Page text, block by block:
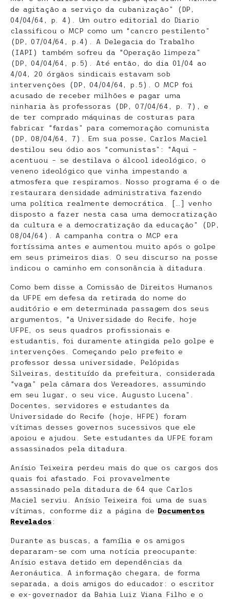
de agitação a serviço da cubanização” (DP,
04/04/64, p. 4). Um outro editorial do Diario
classificou o MCP como um “cancro pestilento”
(DP, 07/04/64, p.4). A Delegacia do Trabalho
(IAPI) também sofreu da “Operação limpeza”
(DP, 04/04/64, p.5). Até então, do dia 01/04 ao
4/04, 20 órgãos sindicais estavam sob
intervenções (DP, 04/04/64, p.5). O MCP foi
acusado de receber milhões e pagar uma
ninharia às professoras (DP, 07/04/64, p. 7), e
de ter comprado máquinas de costuras para
fabricar “fardas” para comemoração comunista
(DP, 08/04/64, 7). Em sua posse, Carlos Maciel
destilou seu ódio aos “comunistas”: “Aqui –
acentuou – se destilava o álcool ideológico, o
veneno ideológico que vinha impestando a
atmosfera que respiramos. Nosso programa é o de
restaurara densidade administrativa fazendo
uma política realmente democrática. […] venho
disposto a fazer nesta casa uma democratização
da cultura e a democratização da educação” (DP,
08/04/64). A campanha contra o MCP era
fortíssima antes e aumentou muito após o golpe
em seus primeiros dias. O seu discurso na posse
indicou o caminho em consonância à ditadura.
Como bem disse a Comissão de Direitos Humanos
da UFPE em defesa da retirada do nome do
auditório e em determinada passagem dos seus
argumentos, “a Universidade do Recife, hoje
UFPE, os seus quadros profissionais e
estudantis, foi duramente atingida pelo golpe e
intervenções. Começando pelo prefeito e
professor dessa universidade, Pelópidas
Silveiras, destituído da prefeitura, considerada
“vaga” pela câmara dos Vereadores, assumindo
em seu lugar, o seu vice, Augusto Lucena”.
Docentes, servidores e estudantes da
Universidade do Recife (hoje, HFPE) foram
vítimas desses governos sucessivos que ele
apoiou e ajudou. Sete estudantes da UFPE foram
assassinados pela ditadura.
Anísio Teixeira perdeu mais do que os cargos dos
quais foi afastado. Foi provavelmente
assassinado pela ditadura de 64 que Carlos
Maciel serviu. Anísio Teixeira foi uma de suas
vítimas, conforme diz a página de Documentos
Revelados:
Durante as buscas, a família e os amigos
depararam-se com uma notícia preocupante:
Anísio estava detido em dependências da
Aeronáutica. A informação chegara, de forma
separada, a dois amigos do educador: o escritor
e ex-governador da Bahia Luiz Viana Filho e o